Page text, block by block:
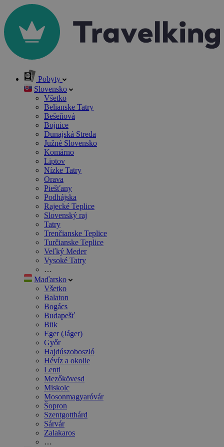
Pobyty
Slovensko
Všetko
Belianske Tatry
Bešeňová
Bojnice
Dunajská Streda
Južné Slovensko
Komárno
Liptov
Nízke Tatry
Orava
Piešťany
Podhájska
Rajecké Teplice
Slovenský raj
Tatry
Trenčianske Teplice
Turčianske Teplice
Veľký Meder
Vysoké Tatry
…
Maďarsko
Všetko
Balaton
Bogács
Budapešť
Bük
Eger (Jáger)
Győr
Hajdúszoboszló
Hévíz a okolie
Lenti
Mezőkövesd
Miskolc
Mosonmagyaróvár
Šopron
Szentgotthárd
Sárvár
Zalakaros
…